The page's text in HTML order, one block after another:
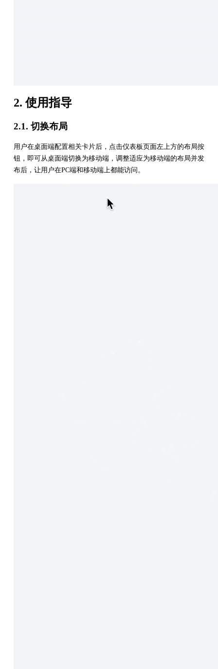
2. 使用指导
2.1. 切换布局
用户在桌面端配置相关卡片后，点击仪表板页面左上方的布局按
钮，即可从桌面端切换为移动端，调整适应为移动端的布局并发
布后，让用户在PC端和移动端上都能访问。